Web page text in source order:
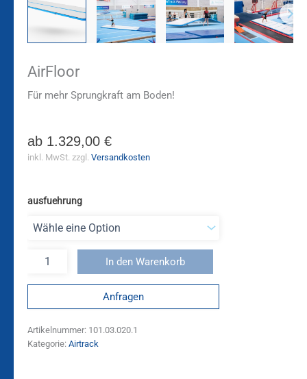
AirFloor
Für mehr Sprungkraft am Boden!
ab 1.329,00 €
inkl. MwSt. zzgl. Versandkosten
ausfuehrung
In den Warenkorb
Anfragen
Artikelnummer: 101.03.020.1
Kategorie: Airtrack